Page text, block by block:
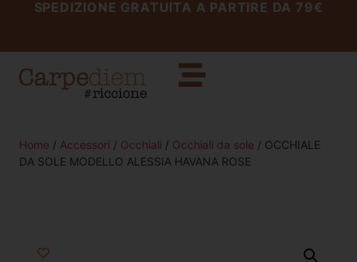
SPEDIZIONE GRATUITA A PARTIRE DA 79€
Home / Accessori / Occhiali / Occhiali da sole / OCCHIALE
DA SOLE MODELLO ALESSIA HAVANA ROSE